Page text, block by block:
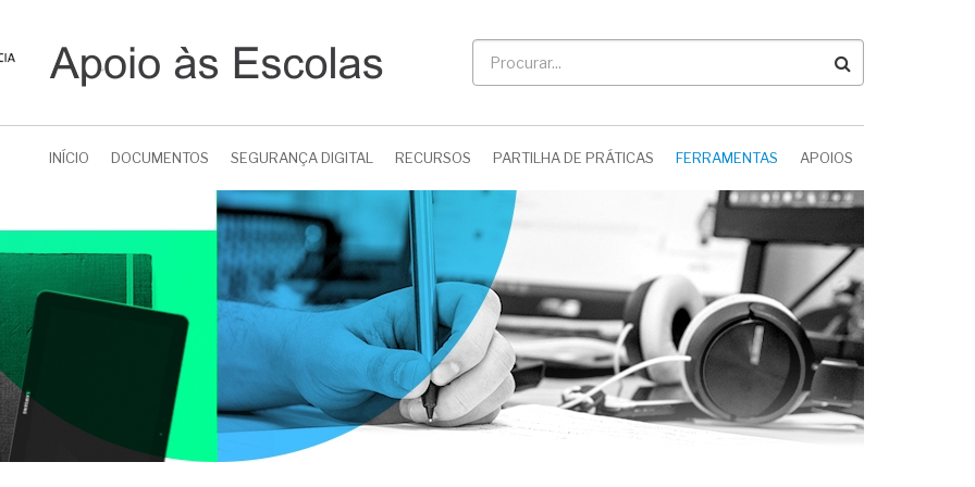
INÍCIO DOCUMENTOS SEGURANÇA DIGITAL RECURSOS PARTILHA DE PRÁTICAS FERRAMENTAS APOIOS